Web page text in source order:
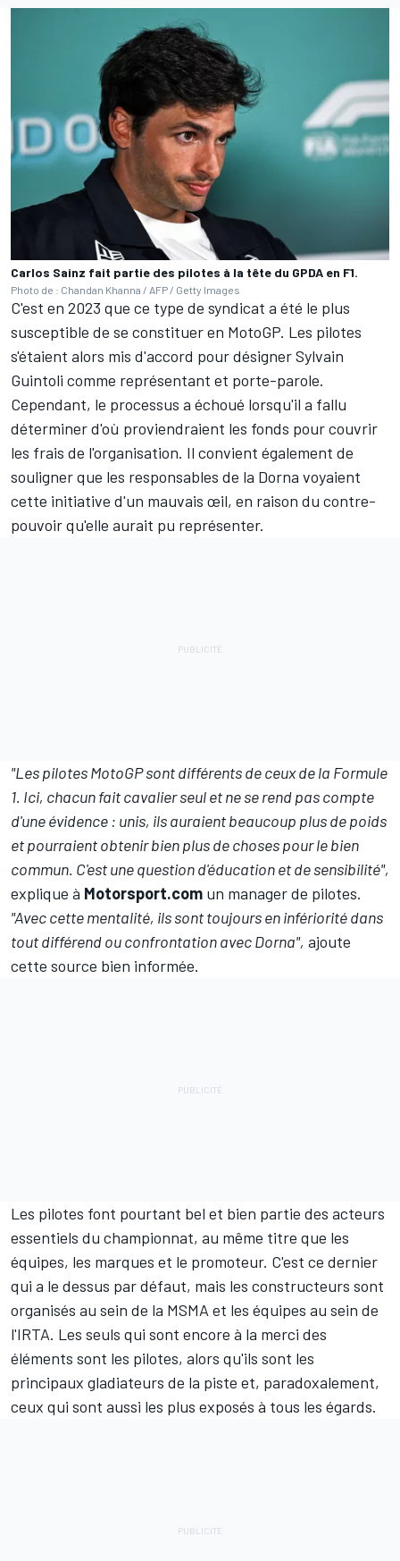
Carlos Sainz fait partie des pilotes à la tête du GPDA en F1.
Photo de : Chandan Khanna / AFP / Getty Images
C'est en 2023 que ce type de syndicat a été le plus
susceptible de se constituer en MotoGP. Les pilotes
s'étaient alors mis d'accord pour désigner Sylvain
Guintoli comme représentant et porte-parole.
Cependant, le processus a échoué lorsqu'il a fallu
déterminer d'où proviendraient les fonds pour couvrir
les frais de l'organisation. Il convient également de
souligner que les responsables de la Dorna voyaient
cette initiative d'un mauvais œil, en raison du contre-
pouvoir qu'elle aurait pu représenter.
"Les pilotes MotoGP sont différents de ceux de la Formule
1. Ici, chacun fait cavalier seul et ne se rend pas compte
d'une évidence : unis, ils auraient beaucoup plus de poids
et pourraient obtenir bien plus de choses pour le bien
commun. C'est une question d'éducation et de sensibilité",
explique à Motorsport.com un manager de pilotes.
"Avec cette mentalité, ils sont toujours en infériorité dans
tout différend ou confrontation avec Dorna", ajoute
cette source bien informée.
Les pilotes font pourtant bel et bien partie des acteurs
essentiels du championnat, au même titre que les
équipes, les marques et le promoteur. C'est ce dernier
qui a le dessus par défaut, mais les constructeurs sont
organisés au sein de la MSMA et les équipes au sein de
l'IRTA. Les seuls qui sont encore à la merci des
éléments sont les pilotes, alors qu'ils sont les
principaux gladiateurs de la piste et, paradoxalement,
ceux qui sont aussi les plus exposés à tous les égards.